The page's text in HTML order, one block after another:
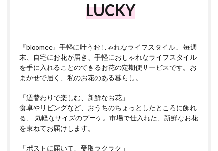
LUCKY
『bloomee』手軽に叶うおしゃれなライフスタイル。 毎週
末、自宅にお花が届き、手軽におしゃれなライフスタイル
を手に入れることのできるお花の定期便サービスです。お
まかせで届く、私のお花のある暮らし。
「週替わりで楽しむ、新鮮なお花」
食卓やリビングなど、おうちのちょっとしたところに飾れ
る、 気軽なサイズのブーケ。市場で仕入れた、新鮮なお花
を束ねてお届けします。
「ポストに届いて、受取ラクラク」